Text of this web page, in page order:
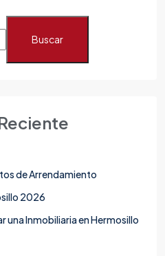
Buscar
de Arrendamiento
2026
una Inmobiliaria en Hermosillo